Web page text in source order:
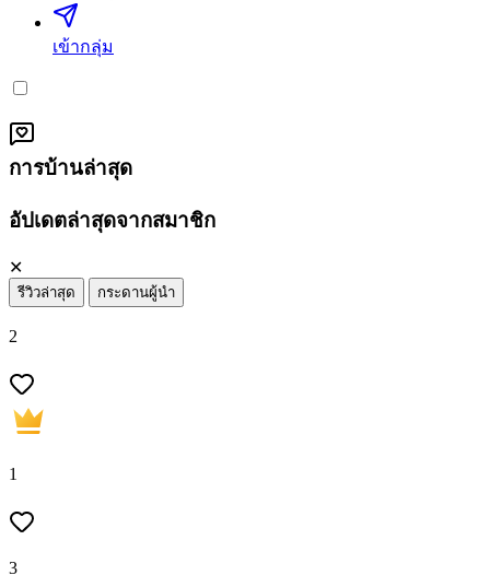
เข้ากลุ่ม
การบ้านล่าสุด
อัปเดตล่าสุดจากสมาชิก
✕
รีวิวล่าสุด กระดานผู้นำ
2
1
3